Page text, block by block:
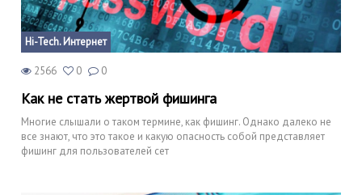
Hi-Tech. Интернет
2566 0 0
Как не стать жертвой фишинга
Многие слышали о таком термине, как фишинг. Однако далеко не
все знают, что это такое и какую опасность собой представляет
фишинг для пользователей сет